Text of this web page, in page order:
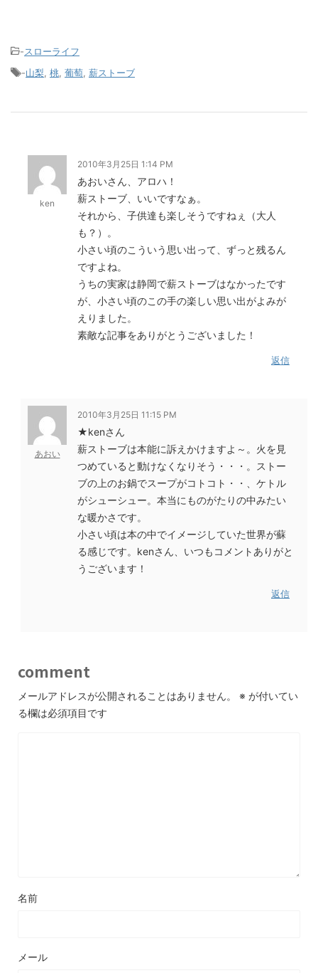
-スローライフ
-山梨, 桃, 葡萄, 薪ストーブ
ken
2010年3月25日 1:14 PM
あおいさん、アロハ！
薪ストーブ、いいですなぁ。
それから、子供達も楽しそうですねぇ（大人
も？）。
小さい頃のこういう思い出って、ずっと残るん
ですよね。
うちの実家は静岡で薪ストーブはなかったです
が、小さい頃のこの手の楽しい思い出がよみが
えりました。
素敵な記事をありがとうございました！
返信
あおい
2010年3月25日 11:15 PM
★kenさん
薪ストーブは本能に訴えかけますよ～。火を見
つめていると動けなくなりそう・・・。ストー
ブの上のお鍋でスープがコトコト・・、ケトル
がシューシュー。本当にものがたりの中みたい
な暖かさです。
小さい頃は本の中でイメージしていた世界が蘇
る感じです。kenさん、いつもコメントありがと
うございます！
返信
comment
メールアドレスが公開されることはありません。 ※ が付いてい
る欄は必須項目です
名前
メール